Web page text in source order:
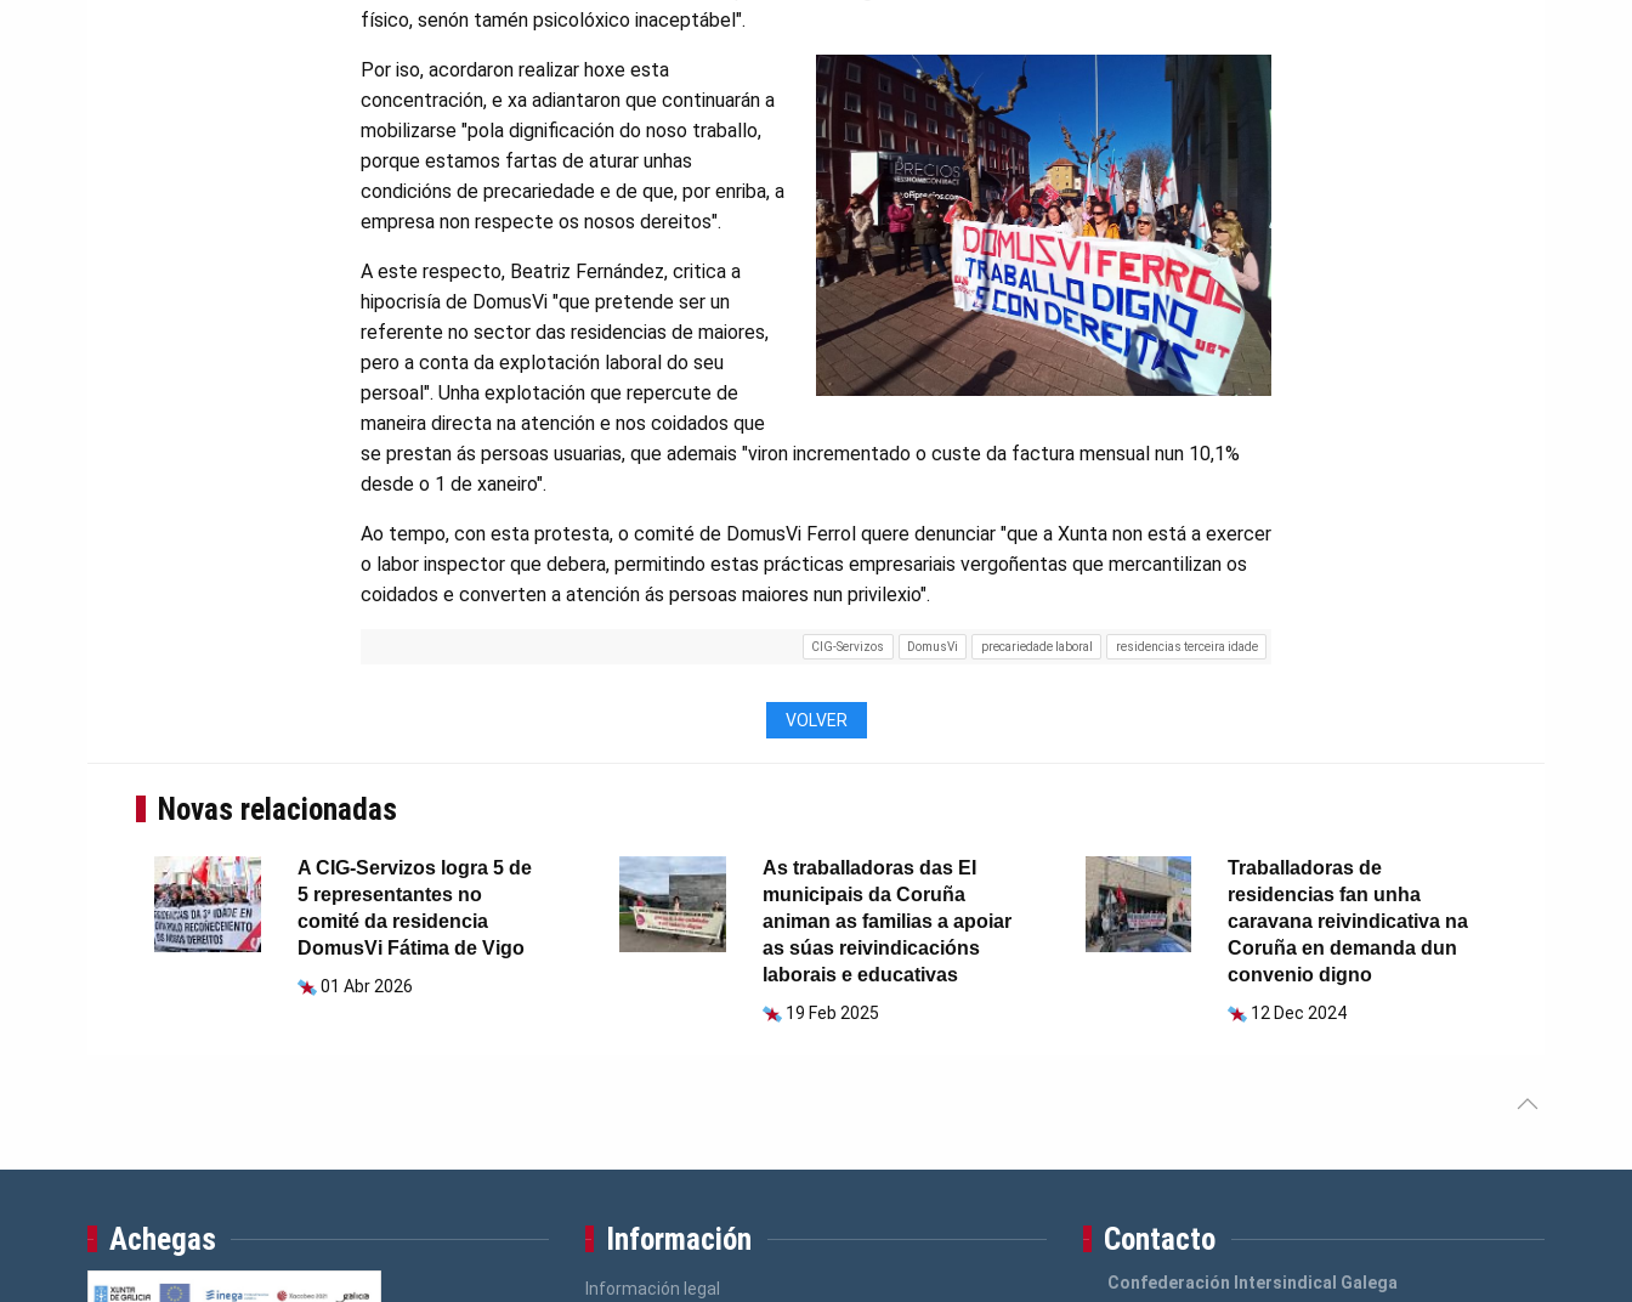
físico, senón tamén psicolóxico inaceptábel".
Por iso, acordaron realizar hoxe esta
concentración, e xa adiantaron que continuarán a
mobilizarse "pola dignificación do noso traballo,
porque estamos fartas de aturar unhas
condicións de precariedade e de que, por enriba, a
empresa non respecte os nosos dereitos".
A este respecto, Beatriz Fernández, critica a
hipocrisía de DomusVi "que pretende ser un
referente no sector das residencias de maiores,
pero a conta da explotación laboral do seu
persoal". Unha explotación que repercute de
maneira directa na atención e nos coidados que
se prestan ás persoas usuarias, que ademais "viron incrementado o custe da factura mensual nun 10,1%
desde o 1 de xaneiro".
Ao tempo, con esta protesta, o comité de DomusVi Ferrol quere denunciar "que a Xunta non está a exercer
o labor inspector que debera, permitindo estas prácticas empresariais vergoñentas que mercantilizan os
coidados e converten a atención ás persoas maiores nun privilexio".
CIG-Servizos DomusVi precariedade laboral residencias terceira idade
VOLVER
Novas relacionadas
A CIG-Servizos logra 5 de
5 representantes no
comité da residencia
DomusVi Fátima de Vigo
01 Abr 2026
As traballadoras das EI
municipais da Coruña
animan as familias a apoiar
as súas reivindicacións
laborais e educativas
19 Feb 2025
Traballadoras de
residencias fan unha
caravana reivindicativa na
Coruña en demanda dun
convenio digno
12 Dec 2024
Achegas Información
Información legal
Contacto
Confederación Intersindical Galega